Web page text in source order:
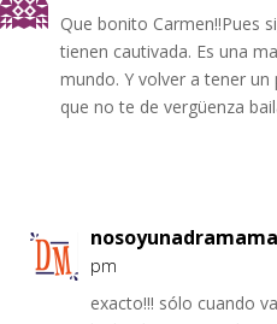
Que bonito Carmen!!Pues
tienen cautivada. Es una
mundo. Y volver a tener
que no te de vergüenza
pm
exacto!!! sólo cuando